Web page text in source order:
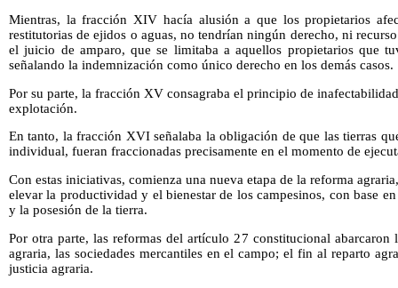
Mientras, la fracción XIV hacía alusión a que los propietarios
restitutorias de ejidos o aguas, no tendrían ningún derecho, ni
el juicio de amparo, que se limitaba a aquellos propietarios que
señalando la indemnización como único derecho en los demás casos.
Por su parte, la fracción XV consagraba el principio de
explotación.
En tanto, la fracción XVI señalaba la obligación de que las tierras
individual, fueran fraccionadas precisamente en el momento de
Con estas iniciativas, comienza una nueva etapa de la reforma
elevar la productividad y el bienestar de los campesinos, con base
y la posesión de la tierra.
Por otra parte, las reformas del artículo 27 constitucional abarcaron
agraria, las sociedades mercantiles en el campo; el fin al reparto
justicia agraria.